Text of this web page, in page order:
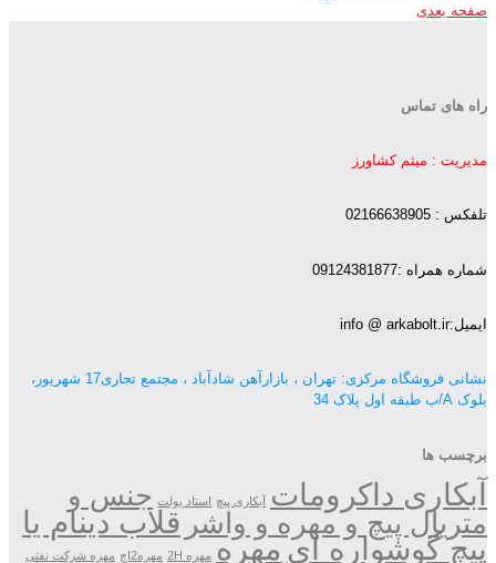
صفحه بعدی
راه های تماس
مدیریت : میثم کشاورز
تلفکس : 02166638905
شماره همراه :09124381877
ایمیل:info @ arkabolt.ir
نشانی فروشگاه مرکزی: تهران ، بازارآهن شادآباد ، مجتمع تجاری17 شهریور،
بلوک A/ب طبقه اول پلاک 34
برچسب ها
آبکاری داکرومات آبکاری پیچ استاد بولت جنس و
متریال پیچ و مهره و واشر قلاب دینام یا
پیچ گوشواره ایمهره مهره 2H مهره2اچ مهره شرکت نفتی